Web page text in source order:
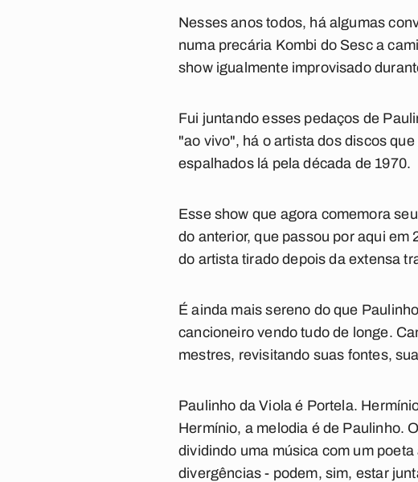
Nesses anos todos, há algumas
numa precária Kombi do Sesc a
show igualmente improvisado
Fui juntando esses pedaços de
"ao vivo", há o artista dos discos
espalhados lá pela década de 1970.
Esse show que agora comemora
do anterior, que passou por aqui
do artista tirado depois da extensa
É ainda mais sereno do que
cancioneiro vendo tudo de longe.
mestres, revisitando suas fontes,
Paulinho da Viola é Portela.
Hermínio, a melodia é de Paulinho.
dividindo uma música com um
divergências - podem, sim, estar